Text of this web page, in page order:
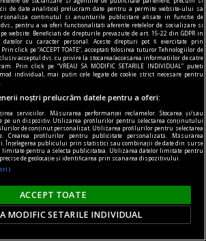
Cum aduni într-un spațiu
de cititori?
cititori nu are nevoie de o sală
generoase. Are nevoie de
și cărți potrivite.
de date analitice) prelucram date pentru a permite website-ului sa
continutul si anunturile publicitare afisate in functie de
pentru a va oferi functionalitati aferente retelelor de socializare si
website. Beneficiati de drepturile prevazute de art. 15-22 din GDPR in
cu caracter personal. Aceste drepturi pot fi exercitate prin
. Prin click pe “ACCEPT TOATE”, acceptati folosirea tuturor Tehnologiilor de
acceptul dvs. cu privire la stocarea/accesarea informatiilor de catre
Prin click pe “VREAU SA MODIFIC SETARILE INDIVIDUAL” puteti
individual, mai putin cele legate de cookie strict necesare pentru
noștri prelucrăm datele pentru a oferi:
serviciilor. Măsurarea performanței reclamelor. Stocarea și/sau
pe un dispozitiv. Utilizarea profilurilor pentru selectarea conținutului
de conținut personalizat. Utilizarea profilurilor pentru selectarea
Crearea profilurilor pentru publicitate personalizată. Măsurarea
Înțelegerea publicului prin statistici sau combinații de date din surse
limitate pentru a selecta publicitatea. Utilizarea datelor limitate pentru
de geolocație și identificarea prin scanarea dispozitivului.
ACCEPT TOATE
MODIFIC SETARILE INDIVIDUAL